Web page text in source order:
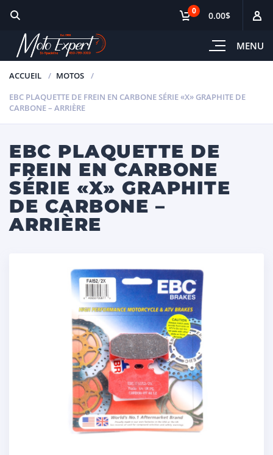
MENU
0 0.00$
ACCUEIL
MOTOS
EBC PLAQUETTE DE FREIN EN CARBONE SÉRIE «X» GRAPHITE DE
CARBONE – ARRIÈRE
EBC PLAQUETTE DE
FREIN EN CARBONE
SÉRIE «X» GRAPHITE
DE CARBONE –
ARRIÈRE